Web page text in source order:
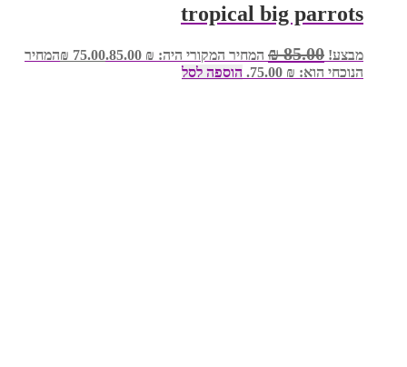
tropical big parrots
מבצע! ₪85.00 המחיר המקורי היה: ₪ 85.00. ₪ 75.00
המחיר
הנוכחי הוא: ₪ 75.00.
הוספה לסל